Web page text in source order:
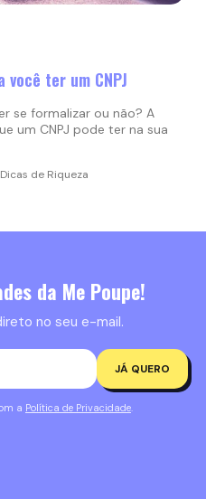
ter um CNPJ
se formalizar ou não? A
um CNPJ pode ter na sua
Dicas de Riqueza
da Me Poupe!
no seu e-mail.
JÁ QUERO
a Política de Privacidade